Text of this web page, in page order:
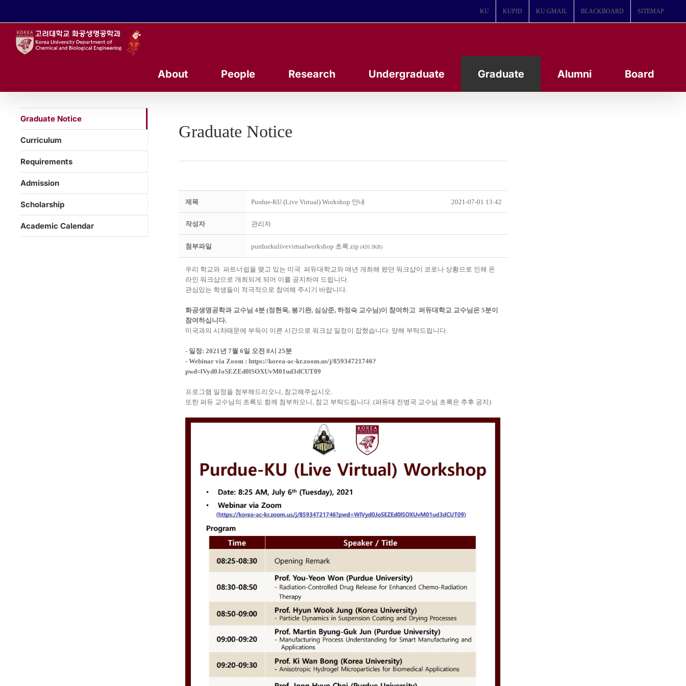
KU KUPID KU GMAIL BLACKBOARD SITEMAP
About People Research Undergraduate Graduate Alumni Board
Graduate Notice
제목 Purdue-KU (Live Virtual) Workshop 안내 2021-07-01 13:42
작성자 관리자
첨부파일 purduekulivevirtualworkshop 초록.zip (420.3KB)
우리 학교와 파트너쉽을 맺고 있는 미국 퍼듀대학교와 매년 개최해 왔던 워크샵이 코로나 상황으로 인해 온
라인 워크샵으로 개최되게 되어 이를 공지하여 드립니다.
관심있는 학생들이 적극적으로 참여해 주시기 바랍니다.
화공생명공학과 교수님 4분 (정현욱, 봉기완, 심상준, 하정숙 교수님)이 참여하고 퍼듀대학교 교수님은 5분이
참여하십니다.
미국과의 시차때문에 부득이 이른 시간으로 워크샵 일정이 잡혔습니다. 양해 부탁드립니다.
- 일정: 2021년 7월 6일 오전 8시 25분
- Webinar via Zoom : https://korea-ac-kr.zoom.us/j/85934721746?
pwd=lVyd0JoSEZEd0lSOXUvM01ud3dCUT09
프로그램 일정을 첨부해드리오니, 참고해주십시오.
또한 퍼듀 교수님의 초록도 함께 첨부하오니, 참고 부탁드립니다. (퍼듀대 전병국 교수님 초록은 추후 공지)
Graduate Notice
Curriculum
Requirements
Admission
Scholarship
Academic Calendar